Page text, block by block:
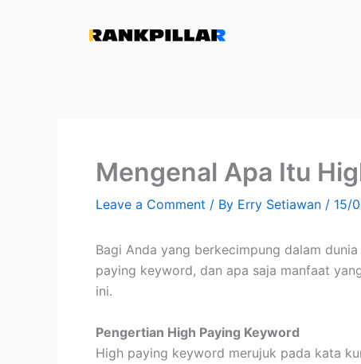
Mengenal Apa Itu
Leave a Comment / By Erry Setiawan / 15/
Bagi Anda yang berkecimpung dalam
paying keyword, dan apa saja manfaat
ini.
Pengertian High Paying Keyword
High paying keyword merujuk pada kata